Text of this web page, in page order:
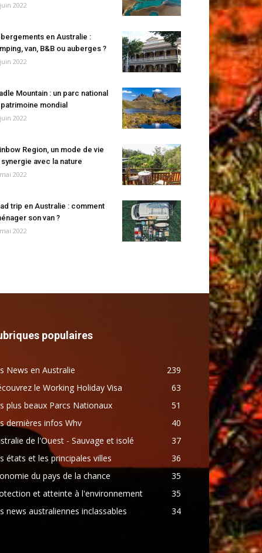
2022
en Australie :
van, B&B ou auberges ?
2022
Mountain : un parc national
patrimoine mondial
2022
Region, un mode de vie
synergie avec la nature
2022
trip en Australie : comment
son van ?
2022
populaires
News en Australie
239
le Working Holiday Visa
63
plus beaux Parcs Nationaux
51
dernières infos Whv
40
de l'Ouest - Sauvage et isolé
37
états et les principales villes
36
du pays de la chance
35
et atteinte à l'environnement
35
news australiennes inclassables
34